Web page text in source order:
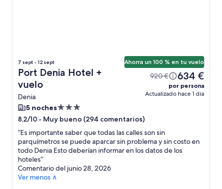
7 sept - 12 sept
Port Denia Hotel +
vuelo
Denia
Ahorra un 100 % en tu vuelo
920 € 634 €
por persona
Actualizado hace 1 día
5 nochesAlojamiento
de
3.0 estrellas
8,2/10 - Muy bueno (294 comentarios)
“Es importante saber que todas las calles son sin
parquímetros se puede aparcar sin problema y sin costo en
todo Denia Esto deberían informar en los datos de los
hoteles”
Comentario del junio 28, 2026
Ver menos ∧